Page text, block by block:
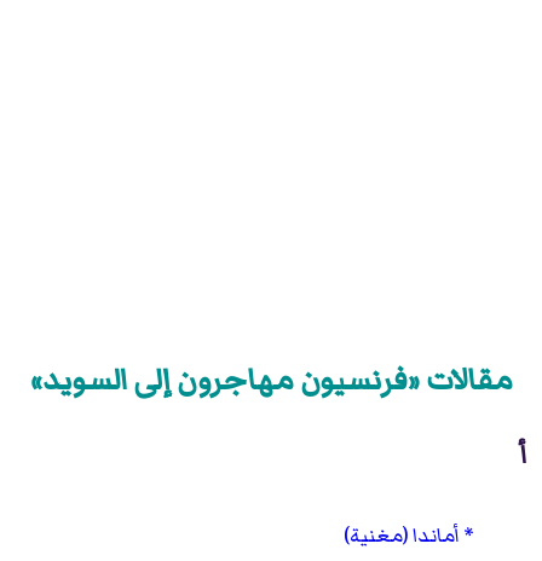
مقالات «فرنسيون مهاجرون إلى السويد»
أ
أماندا (مغنية)